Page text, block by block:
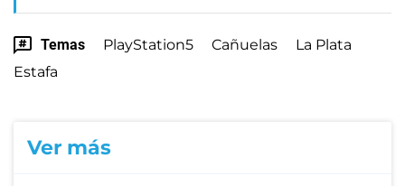
Temas PlayStation5 Cañuelas
La Plata
Estafa
Ver más